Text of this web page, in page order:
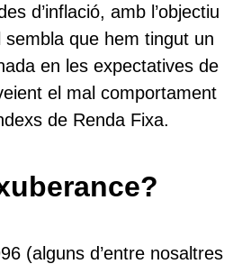
d’inflació, amb l’objectiu
que hem tingut un
en les expectatives de
el mal comportament
de Renda Fixa.
(alguns d’entre nosaltres